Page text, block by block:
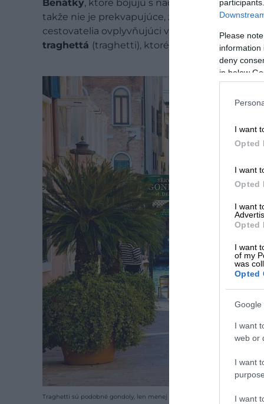
Please
information
deny
in below
I want
Opted
I want
Opted
I want
Opted
I want
of my
was
Opted
Google
I want
web or
I want
I want
Benátky, ktoré bojujú s nadmerným
takže nie je prekvapujúce, že na internete
cestovatelia ovplyvňujúci verejnosť dostali
traghettá (traghetti), ktoré sú výrazne
Traghetti sú podobné gondoly, len menej zdobené a používajú sa ako